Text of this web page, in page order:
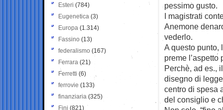
pessimo gusto.
I magistrati
Anemone
vederlo.
A questo punto,
preme l’aspetto
Perchè, ad es.,
disegno di
centro di spesa
del consiglio e
Esteri (784)
Eugenetica (3)
Europa (1.314)
Fassino (13)
federalismo (167)
Ferrara (21)
Ferretti (6)
ferrovie (133)
finanziaria (325)
Fini (821)